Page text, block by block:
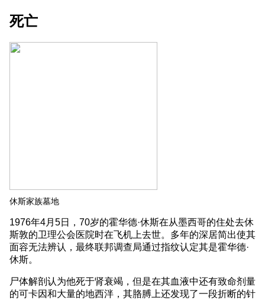
死亡
休斯家族墓地
1976年4月5日，70岁的霍华德·休斯在从墨西哥的住处去休
斯敦的卫理公会医院时在飞机上去世。多年的深居简出使其
面容无法辨认，最终联邦调查局通过指纹认定其是霍华德·
休斯。
尸体解剖认为他死于肾衰竭，但是在其血液中还有致命剂量
的可卡因和大量的地西泮，其胳膊上还发现了一段折断的针